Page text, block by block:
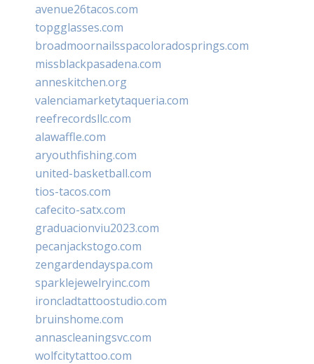
avenue26tacos.com
topgglasses.com
broadmoornailsspacoloradosprings.com
missblackpasadena.com
anneskitchen.org
valenciamarketytaqueria.com
reefrecordsllc.com
alawaffle.com
aryouthfishing.com
united-basketball.com
tios-tacos.com
cafecito-satx.com
graduacionviu2023.com
pecanjackstogo.com
zengardendayspa.com
sparklejewelryinc.com
ironcladtattoostudio.com
bruinshome.com
annascleaningsvc.com
wolfcitytattoo.com